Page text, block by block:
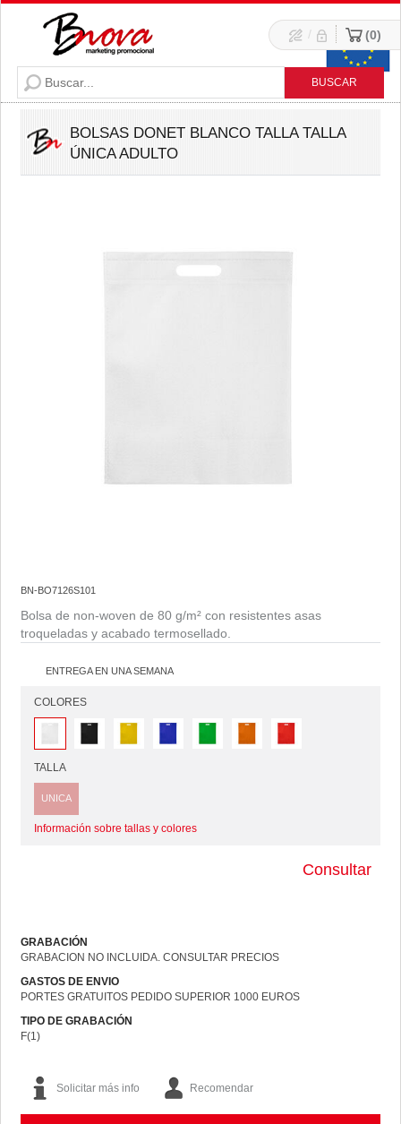
/ 0
BOLSAS DONET BLANCO TALLA TALLA
ÚNICA ADULTO
BN-BO7126S101
Bolsa de non-woven de 80 g/m² con resistentes asas
troqueladas y acabado termosellado.
ENTREGA EN UNA SEMANA
COLORES
TALLA
UNICA
Información sobre tallas y colores
Consultar
GRABACIÓN
GRABACION NO INCLUIDA. CONSULTAR PRECIOS
GASTOS DE ENVIO
PORTES GRATUITOS PEDIDO SUPERIOR 1000 EUROS
TIPO DE GRABACIÓN
F(1)
Solicitar más info Recomendar